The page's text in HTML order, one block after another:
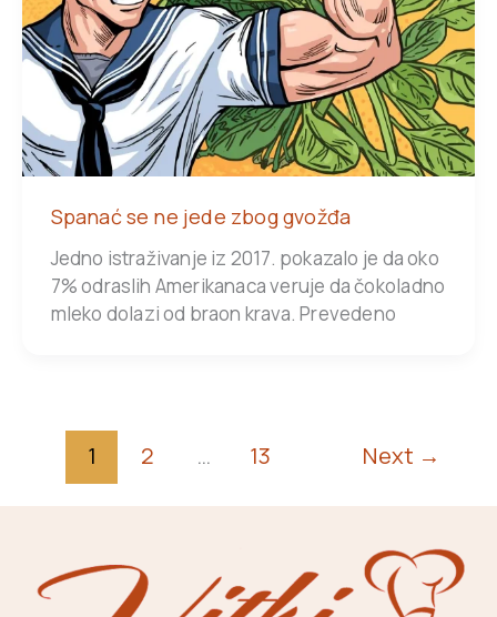
Spanać se ne jede zbog gvožđa
Jedno istraživanje iz 2017. pokazalo je da oko
7% odraslih Amerikanaca veruje da čokoladno
mleko dolazi od braon krava. Prevedeno
1 2 … 13 Next →